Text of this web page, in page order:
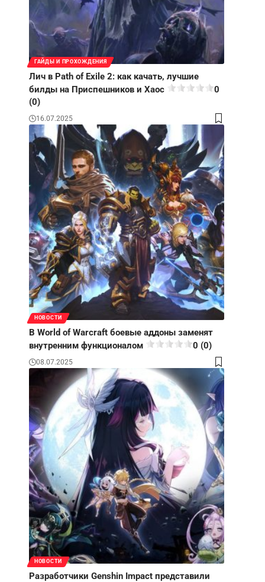
ГАЙДЫ И ПРОХОЖДЕНИЯ
Лич в Path of Exile 2: как качать, лучшие
билды на Приспешников и Хаос
0
(0)
16.07.2025
НОВОСТИ
В World of Warcraft боевые аддоны заменят
внутренним функционалом
0 (0)
08.07.2025
НОВОСТИ
Разработчики Genshin Impact представили